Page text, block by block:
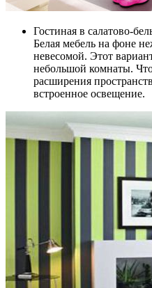
Гостиная в салатово-
Белая мебель на фоне
невесомой. Этот
небольшой комнаты.
расширения
встроенное освещение.